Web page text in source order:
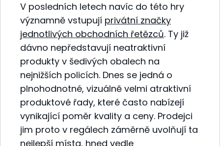
V posledních letech navíc do této hry
významně vstupují privátní značky
jednotlivých obchodních řetězců. Ty již
dávno nepředstavují neatraktivní
produkty v šedivých obalech na
nejnižších policích. Dnes se jedná o
plnohodnotné, vizuálně velmi atraktivní
produktové řady, které často nabízejí
vynikající poměr kvality a ceny. Prodejci
jim proto v regálech záměrně uvolňují ta
nejlepší místa, hned vedle